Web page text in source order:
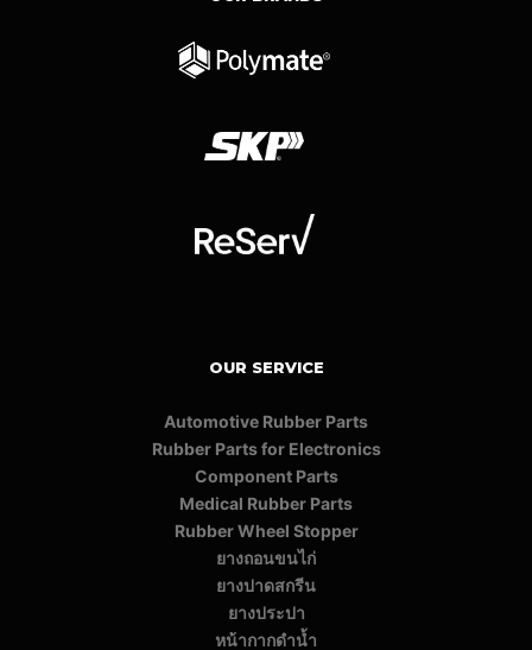
OUR SERVICE
Automotive Rubber Parts
Rubber Parts for Electronics
Component Parts
Medical Rubber Parts
Rubber Wheel Stopper
ยางถอนขนไก่
ยางปาดสกรีน
ยางประปา
หน้ากากดำน้ำ